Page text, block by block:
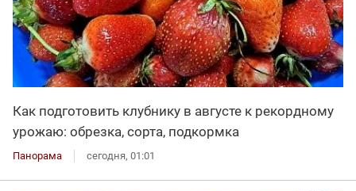
Как подготовить клубнику в августе к рекордному
урожаю: обрезка, сорта, подкормка
Панорама сегодня, 01:01